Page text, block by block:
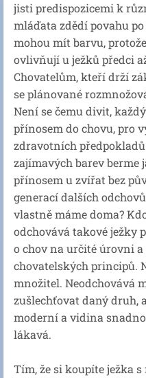
jisti predispozicemi k
mláďata zdědí povahu
mohou mít barvu,
ovlivňují u ježků předci
Chovatelům, kteří drží
se plánované
Není se čemu divit,
přínosem do chovu, pro
zdravotních
zajímavých barev berme
přínosem u zvířat bez
generací dalších
vlastně máme doma?
odchovává takové ježky
o chov na určité úrovni
chovatelských principů.
množitel. Neodchovává
zušlechťovat daný druh,
moderní a vidina
lákavá.
Tím, že si koupíte ježka